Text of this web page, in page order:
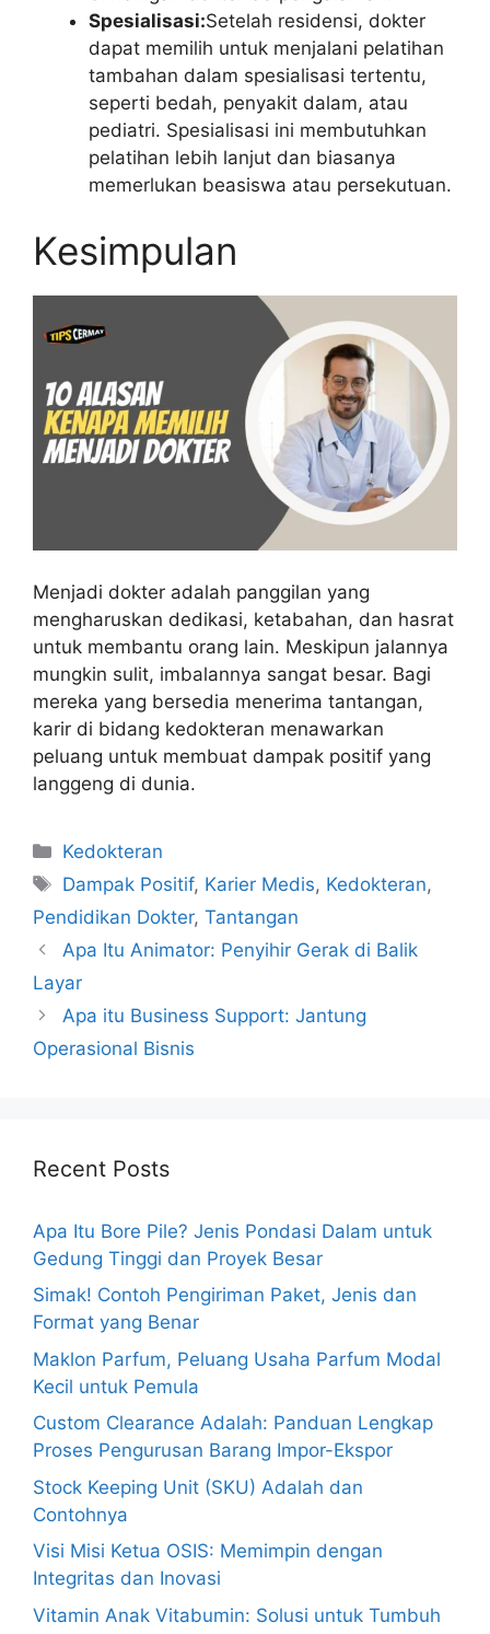
Spesialisasi:Setelah residensi, dokter
dapat memilih untuk menjalani pelatihan
tambahan dalam spesialisasi tertentu,
seperti bedah, penyakit dalam, atau
pediatri. Spesialisasi ini membutuhkan
pelatihan lebih lanjut dan biasanya
memerlukan beasiswa atau persekutuan.
Kesimpulan
Menjadi dokter adalah panggilan yang
mengharuskan dedikasi, ketabahan, dan hasrat
untuk membantu orang lain. Meskipun jalannya
mungkin sulit, imbalannya sangat besar. Bagi
mereka yang bersedia menerima tantangan,
karir di bidang kedokteran menawarkan
peluang untuk membuat dampak positif yang
langgeng di dunia.
Categories
Kedokteran
Tags
Dampak Positif, Karier Medis, Kedokteran,
Pendidikan Dokter, Tantangan
Apa Itu Animator: Penyihir Gerak di Balik
Layar
Apa itu Business Support: Jantung
Operasional Bisnis
Recent Posts
Apa Itu Bore Pile? Jenis Pondasi Dalam untuk
Gedung Tinggi dan Proyek Besar
Simak! Contoh Pengiriman Paket, Jenis dan
Format yang Benar
Maklon Parfum, Peluang Usaha Parfum Modal
Kecil untuk Pemula
Custom Clearance Adalah: Panduan Lengkap
Proses Pengurusan Barang Impor-Ekspor
Stock Keeping Unit (SKU) Adalah dan
Contohnya
Visi Misi Ketua OSIS: Memimpin dengan
Integritas dan Inovasi
Vitamin Anak Vitabumin: Solusi untuk Tumbuh